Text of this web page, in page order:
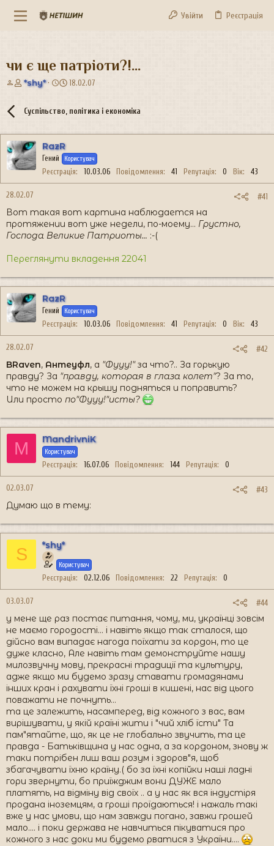
Увійти Реєстрація
чи є ще патріоти?!...
А
о
т
е
м
и
*shy*
Д
а
т
о
р
е
я
18.02.07
Суспільство, політика і економіка
RazR
Гений Користувач
Реєстрація 10.03.06 Повідомлення 41 Репутація 0 Вік 43
28.02.07 #41
Вот такая вот картина наблюдается на
протяжении вот уже недели, по-моему... Грустно,
Господа Великие Патриоты... :-(
Переглянути вкладення 22041
RazR
Гений Користувач
Реєстрація 10.03.06 Повідомлення 41 Репутація 0 Вік 43
28.02.07 #42
BRaven, Антеуфл, а "Фууу!"за что?.. За горькую
правду? За "правду, которая в глаза колет"? За то,
что не можем на крышу подняться и поправить?
Или просто по"Фууу!"исты?
M MandrivniK
Користувач
Реєстрація 16.07.06 Повідомлення 144 Репутація 0
02.03.07 #43
Думаю що в тему:
S *shy*
Користувач
Реєстрація 02.12.06 Повідомлення 22 Репутація 0
03.03.07 #44
у мене ще раз постає питання, чому, ми, українці зовсім
не маємо городості... і навіть якщо так сталося, що
дійсно вам випадає нагода поїхати за кордон, то це
дуже класно, Але навіть там демонструйте нашу
милозвучну мову, прекрасні традиції та культуру,
адже якщо ми будемо зразу ставати громадянами
інших кран і рахувати їхні гроші в кишені, нас від цього
поважати не почнуть...
та це залежить, насамперед, від кожного з вас, вам
вирішувати, у якій країні жити і "чий хліб їсти" Та
пам"ятайте, що, як це не глобально звучить, та це
правда - Батьківщина у нас одна, а за кордоном, знову ж
таки потрібен лиш ваш розум і здоров"я, щоб
збагачувати їхню країну.( бо за їхні копійки наші ладні
гори звернути, бо приїжджим вони ДУЖЕ мало
платять, на відміну від своїх .. а у нас як вся індустіря
продана іноземцям, а гроші проїдаються! і нажаль такі
вже у нас умови, що нам завжди погано, завжи грошей
мало.... і поки держава не навчиться пікуватися про
кожного з нас доки ми будемо рватися з України....